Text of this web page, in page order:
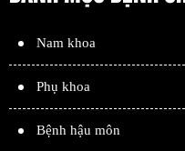
Nam khoa
Phụ khoa
Bệnh hậu môn